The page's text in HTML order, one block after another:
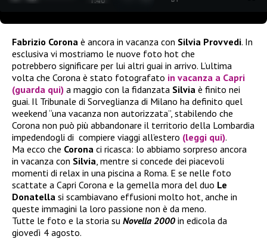
Fabrizio Corona è ancora in vacanza con Silvia Provvedi. In
esclusiva vi mostriamo le nuove foto hot che
potrebbero significare per lui altri guai in arrivo. L’ultima
volta che Corona è stato fotografato in vacanza a Capri
(guarda qui) a maggio con la fidanzata Silvia è finito nei
guai. Il Tribunale di Sorveglianza di Milano ha definito quel
weekend “una vacanza non autorizzata”, stabilendo che
Corona non può più abbandonare il territorio della Lombardia
impedendogli di compiere viaggi all’estero (leggi qui).
Ma ecco che Corona ci ricasca: lo abbiamo sorpreso ancora
in vacanza con Silvia , mentre si concede dei piacevoli
momenti di relax in una piscina a Roma. E se nelle foto
scattate a Capri Corona e la gemella mora del duo Le
Donatella si scambiavano effusioni molto hot, anche in
queste immagini la loro passione non è da meno.
Tutte le foto e la storia su Novella 2000 in edicola da
giovedì 4 agosto.